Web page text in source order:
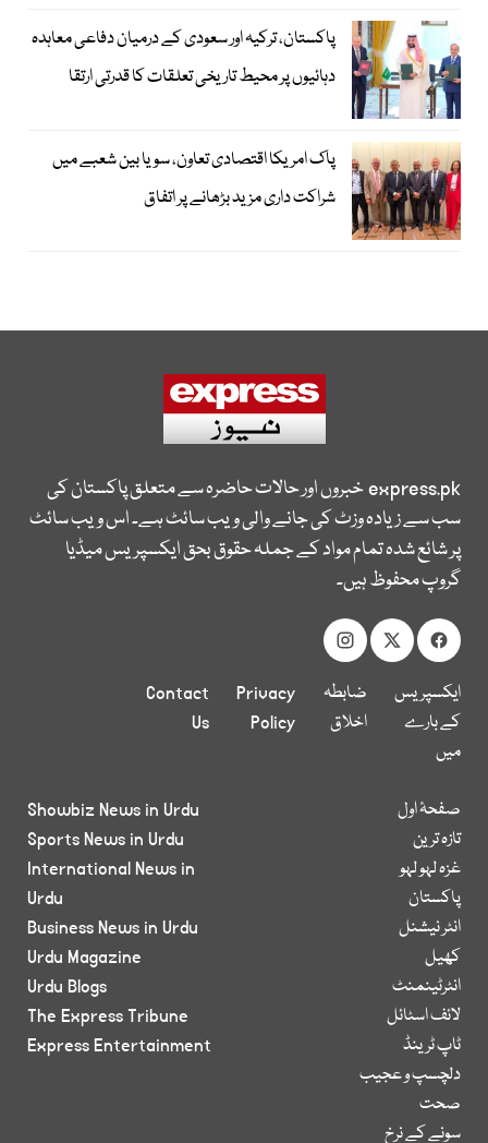
پاکستان، ترکیہ اور سعودی کے درمیان دفاعی معاہدہ
دہائیوں پر محیط تاریخی تعلقات کا قدرتی ارتقا
پاک امریکا اقتصادی تعاون، سویا بین شعبے میں
شراکت داری مزید بڑھانے پر اتفاق
express.pkخبروں اور حالات حاضرہ سے متعلق پاکستان کی
سب سے زیادہ وزٹ کی جانے والی ویب سائٹ ہے۔ اس ویب سائٹ
پر شائع شدہ تمام مواد کے جملہ حقوق بحق ایکسپریس میڈیا
گروپ محفوظ ہیں۔
ایکسپریس
کے بارے
میں
ضابطہ
اخلاق
Privacy
Policy
Contact
Us
صفحۂ اول
تازہ ترین
غزہ لہو لہو
پاکستان
انٹر نیشنل
کھیل
انٹرٹینمنٹ
لائف اسٹائل
ٹاپ ٹرینڈ
دلچسپ و عجیب
صحت
سونے کے نرخ
Showbiz News in Urdu
Sports News in Urdu
International News in
Urdu
Business News in Urdu
Urdu Magazine
Urdu Blogs
The Express Tribune
Express Entertainment